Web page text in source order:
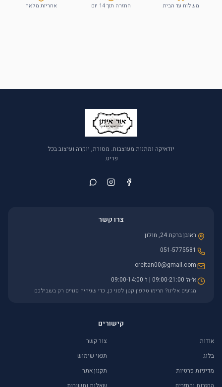
משלוח עד הבית החזרה תוך 14 יום אחריות מלאה
יודאיקה ומתנות מעוצבות. מסורת, יוקרה ועיצוב בכל
פריט.
צרו קשר
ראובן ברקת 24, חולון
051-5775581
oreitan00@gmail.com
א׳-ה׳ 09:00-21:00 | ו׳ 09:00-14:00
מגיעים אלינו? תרימו טלפון קטן לפני כן, כדי שניהיה פנויים רק בשבילכם
קישורים
אודות
צור קשר
בלוג
תנאי שימוש
מדיניות פרטיות
תקנון אתר